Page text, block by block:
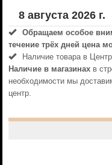
8 августа 2026 г.
Обращаем особое
течениe трёх дней цена
Наличие товара в
Наличие в магазинахв
необходимости мы
центр.